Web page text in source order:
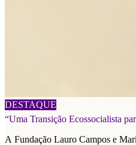
DESTAQUE
06/08/2026
“Uma Transição Ecossocialista
A Fundação Lauro Campos e